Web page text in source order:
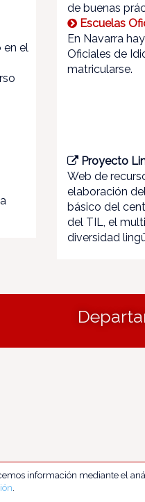
en el
de buenas
Escuelas
En Navarra
Oficiales de
matricularse.
Proyecto
Web de
elaboración
básico del
del TIL, el
diversidad
información mediante el
.